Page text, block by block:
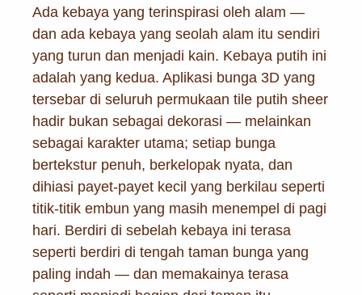
Ada kebaya yang terinspirasi oleh alam —
dan ada kebaya yang seolah alam itu sendiri
yang turun dan menjadi kain. Kebaya putih ini
adalah yang kedua. Aplikasi bunga 3D yang
tersebar di seluruh permukaan tile putih sheer
hadir bukan sebagai dekorasi — melainkan
sebagai karakter utama; setiap bunga
bertekstur penuh, berkelopak nyata, dan
dihiasi payet-payet kecil yang berkilau seperti
titik-titik embun yang masih menempel di pagi
hari. Berdiri di sebelah kebaya ini terasa
seperti berdiri di tengah taman bunga yang
paling indah — dan memakainya terasa